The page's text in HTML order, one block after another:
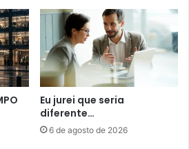
Eu jurei que seria
diferente…
6 de agosto de 2026